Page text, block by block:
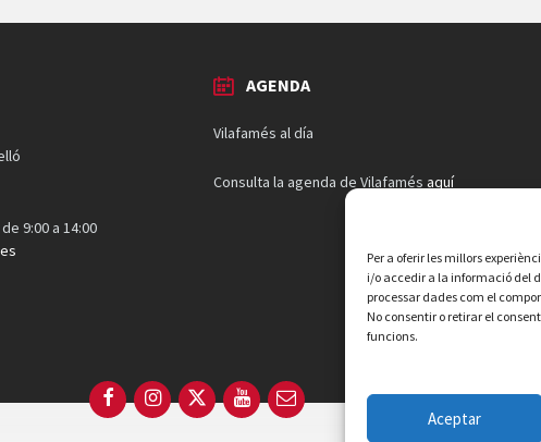
Per a oferir les millors
i/o accedir a la informació del
processar dades com el
No consentir o retirar el
funcions.
Aceptar
9:00 a 14:00
AGENDA
Vilafamés al día
Consulta la agenda de Vilafamés aquí
FacebookInstagram
X YouTubeEmail